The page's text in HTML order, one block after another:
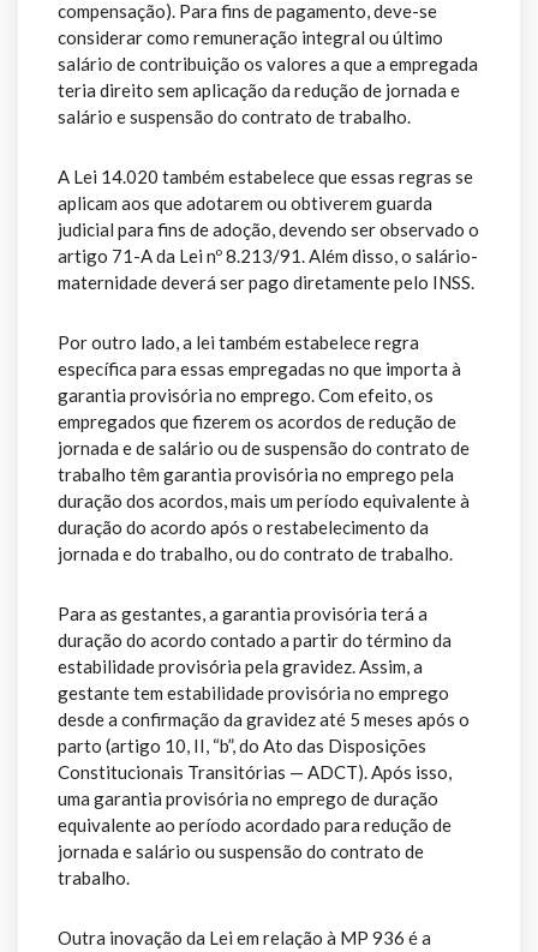
compensação). Para fins de pagamento, deve-se
considerar como remuneração integral ou último
salário de contribuição os valores a que a empregada
teria direito sem aplicação da redução de jornada e
salário e suspensão do contrato de trabalho.
A Lei 14.020 também estabelece que essas regras se
aplicam aos que adotarem ou obtiverem guarda
judicial para fins de adoção, devendo ser observado o
artigo 71-A da Lei nº 8.213/91. Além disso, o salário-
maternidade deverá ser pago diretamente pelo INSS.
Por outro lado, a lei também estabelece regra
específica para essas empregadas no que importa à
garantia provisória no emprego. Com efeito, os
empregados que fizerem os acordos de redução de
jornada e de salário ou de suspensão do contrato de
trabalho têm garantia provisória no emprego pela
duração dos acordos, mais um período equivalente à
duração do acordo após o restabelecimento da
jornada e do trabalho, ou do contrato de trabalho.
Para as gestantes, a garantia provisória terá a
duração do acordo contado a partir do término da
estabilidade provisória pela gravidez. Assim, a
gestante tem estabilidade provisória no emprego
desde a confirmação da gravidez até 5 meses após o
parto (artigo 10, II, “b”, do Ato das Disposições
Constitucionais Transitórias — ADCT). Após isso,
uma garantia provisória no emprego de duração
equivalente ao período acordado para redução de
jornada e salário ou suspensão do contrato de
trabalho.
Outra inovação da Lei em relação à MP 936 é a